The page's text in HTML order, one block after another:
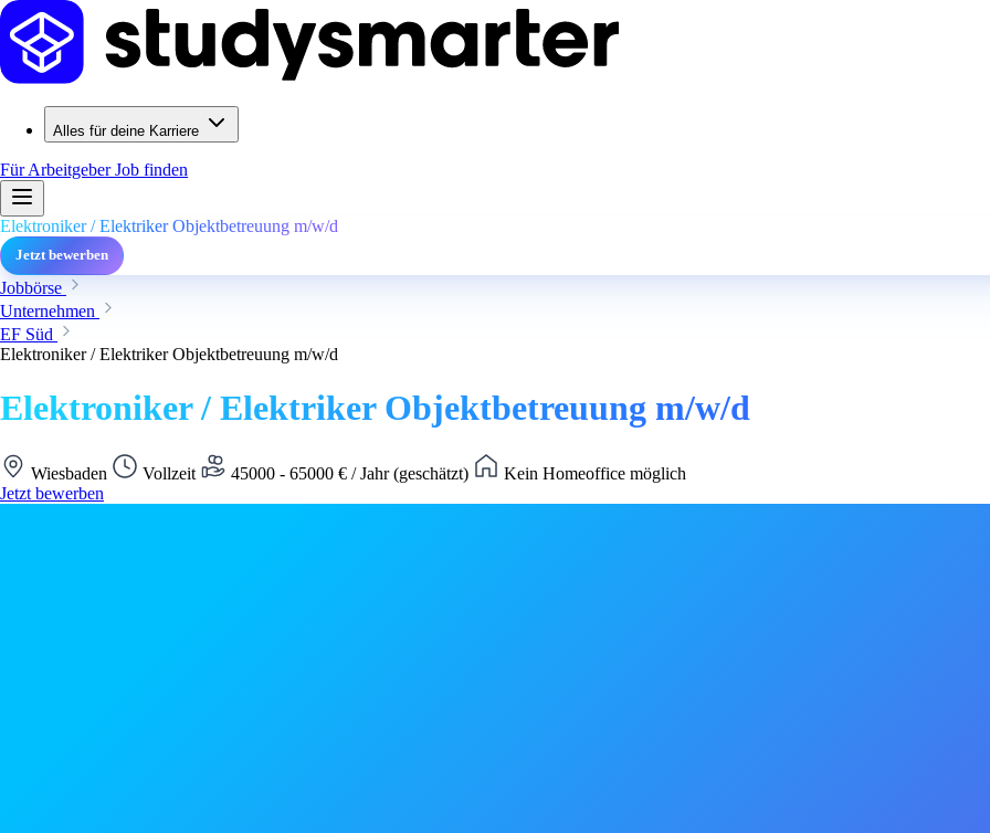
Alles für deine Karriere
Für ArbeitgeberJob finden
Elektroniker / Elektriker Objektbetreuung m/w/d
Jetzt bewerben
Jobbörse
Unternehmen
EF Süd
Elektroniker / Elektriker Objektbetreuung m/w/d
Elektroniker / Elektriker Objektbetreuung m/w/d
Wiesbaden Vollzeit 45000 - 65000 € / Jahr (geschätzt)
Kein Homeoffice möglich
Jetzt bewerben